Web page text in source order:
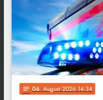
notes 06. August 2026 14:34